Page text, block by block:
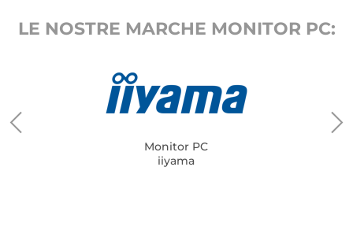
LE NOSTRE MARCHE MONITOR PC:
Monitor PC
iiyama